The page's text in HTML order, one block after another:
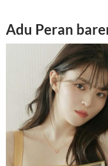
Adu Peran